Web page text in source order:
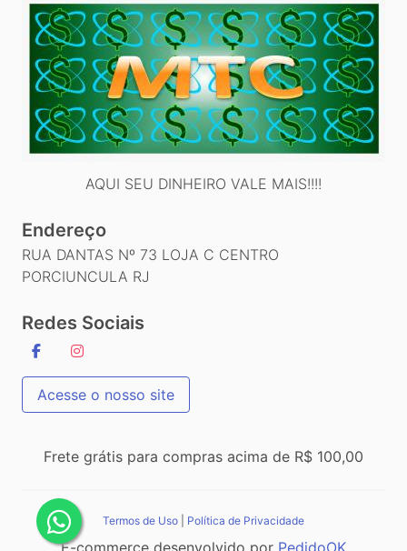
AQUI SEU DINHEIRO VALE MAIS!!!!
Endereço
RUA DANTAS Nº 73 LOJA C CENTRO
PORCIUNCULA RJ
Redes Sociais
Acesse o nosso site
Frete grátis para compras acima de R$ 100,00
Termos de Uso Política de Privacidade